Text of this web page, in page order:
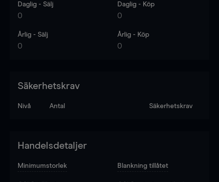
Daglig - Sälj
0
Daglig - Köp
0
Årlig - Sälj
0
Årlig - Köp
0
Säkerhetskrav
Nivå Antal Säkerhetskrav
Handelsdetaljer
Minimumstorlek Blankning tillåtet